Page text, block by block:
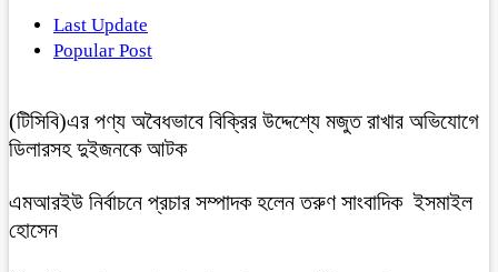
Last Update
Popular Post
(টিসিবি)এর পণ্য অবৈধভাবে বিক্রির উদ্দেশ্যে মজুত রাখার অভিযোগে
ডিলারসহ দুইজনকে আটক
এমআরইউ নির্বাচনে প্রচার সম্পাদক হলেন তরুণ সাংবাদিক ইসমাইল
হোসেন